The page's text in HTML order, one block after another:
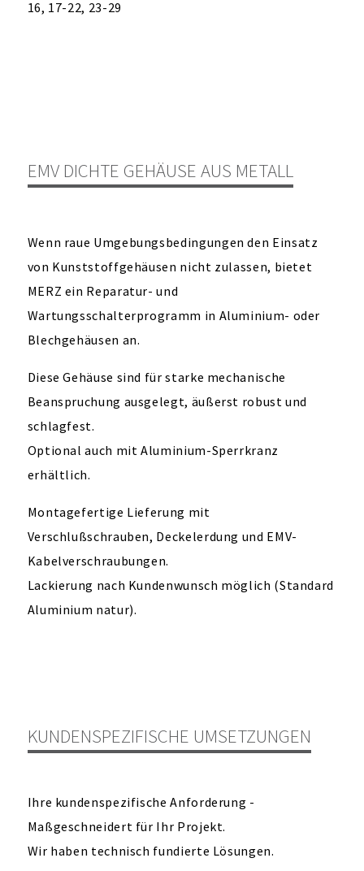
16, 17-22, 23-29
EMV DICHTE GEHÄUSE AUS METALL
Wenn raue Umgebungsbedingungen den Einsatz
von Kunststoffgehäusen nicht zulassen, bietet
MERZ ein Reparatur- und
Wartungsschalterprogramm in Aluminium- oder
Blechgehäusen an.
Diese Gehäuse sind für starke mechanische
Beanspruchung ausgelegt, äußerst robust und
schlagfest.
Optional auch mit Aluminium-Sperrkranz
erhältlich.
Montagefertige Lieferung mit
Verschlußschrauben, Deckelerdung und EMV-
Kabelverschraubungen.
Lackierung nach Kundenwunsch möglich (Standard
Aluminium natur).
KUNDENSPEZIFISCHE UMSETZUNGEN
Ihre kundenspezifische Anforderung -
Maßgeschneidert für Ihr Projekt.
Wir haben technisch fundierte Lösungen.